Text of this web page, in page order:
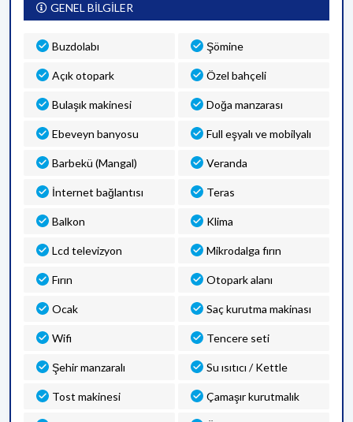
GENEL BİLGİLER
Buzdolabı Şömine
Açık otopark Özel bahçeli
Bulaşık makinesi Doğa manzarası
Ebeveyn banyosu Full eşyalı ve mobilyalı
Barbekü (Mangal) Veranda
İnternet bağlantısı Teras
Balkon Klima
Lcd televizyon Mikrodalga fırın
Fırın Otopark alanı
Ocak Saç kurutma makinası
Wifi Tencere seti
Şehir manzaralı Su ısıtıcı / Kettle
Tost makinesi Çamaşır kurutmalık